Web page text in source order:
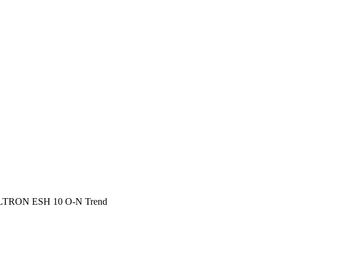
ESH 10 O-N Trend